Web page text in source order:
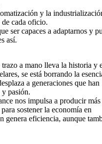
y la
cada oficio.
ser capaces a adaptarnos y
así.
a mano lleva la historia y
se está borrando la
a generaciones que han
pasión.
nos impulsa a producir más
sostener la economía en
genera eficiencia, aunque